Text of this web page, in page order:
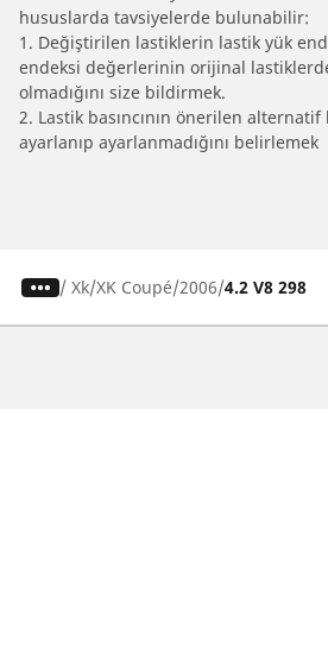
hususlarda tavsiyelerde bulunabilir:
1. Değiştirilen lastiklerin lastik yük
endeksi değerlerinin orijinal
olmadığını size bildirmek.
2. Lastik basıncının önerilen
ayarlanıp ayarlanmadığını belirlemek
/ Xk XK Coupé 2006 4.2 V8 298